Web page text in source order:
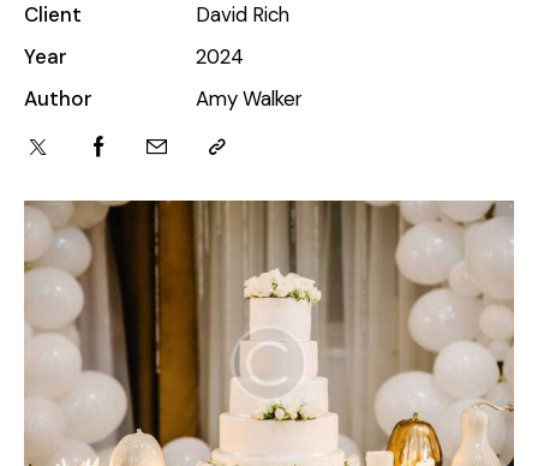
Client
David Rich
Year
2024
Author
Amy Walker